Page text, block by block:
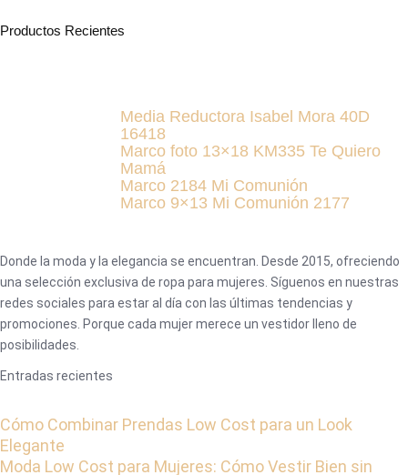
Productos Recientes
Media Reductora Isabel Mora 40D
16418
Marco foto 13×18 KM335 Te Quiero
Mamá
Marco 2184 Mi Comunión
Marco 9×13 Mi Comunión 2177
Donde la moda y la elegancia se encuentran. Desde 2015, ofreciendo
una selección exclusiva de ropa para mujeres. Síguenos en nuestras
redes sociales para estar al día con las últimas tendencias y
promociones. Porque cada mujer merece un vestidor lleno de
posibilidades.
Entradas recientes
Cómo Combinar Prendas Low Cost para un Look
Elegante
Moda Low Cost para Mujeres: Cómo Vestir Bien sin